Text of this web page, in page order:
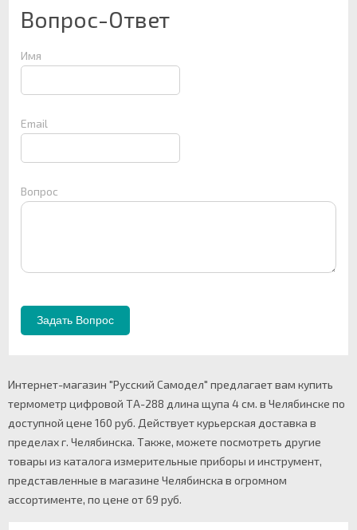
Вопрос-Ответ
Имя
Email
Вопрос
Интернет-магазин "Русский Самодел" предлагает вам купить
термометр цифровой ТA-288 длина щупа 4 см. в Челябинске по
доступной цене 160 руб. Действует курьерская доставка в
пределах г. Челябинска. Также, можете посмотреть другие
товары из каталога измерительные приборы и инструмент,
представленные в магазине Челябинска в огромном
ассортименте, по цене от 69 руб.